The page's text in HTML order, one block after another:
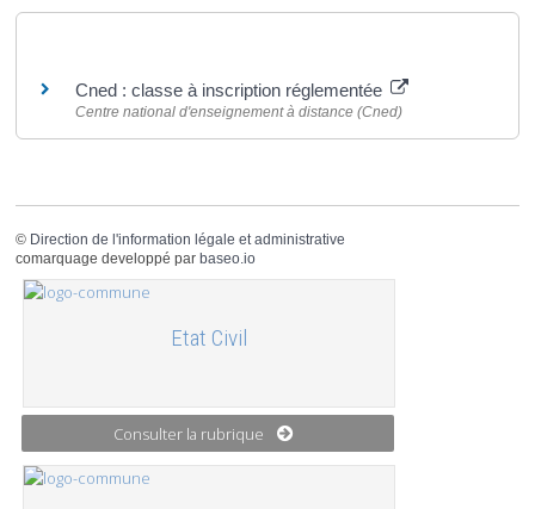
Cned : classe à inscription réglementée
Centre national d'enseignement à distance (Cned)
© Direction de l'information légale et administrative
comarquage developpé par baseo.io
Etat Civil
Consulter la rubrique